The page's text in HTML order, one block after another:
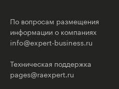
По вопросам размещения
информации о компаниях
info@expert-business.ru
Техническая поддержка
pages@raexpert.ru